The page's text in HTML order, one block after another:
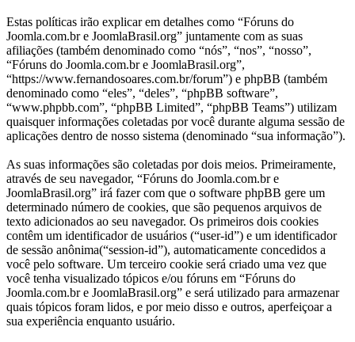
Estas políticas irão explicar em detalhes como “Fóruns do
Joomla.com.br e JoomlaBrasil.org” juntamente com as suas
afiliações (também denominado como “nós”, “nos”, “nosso”,
“Fóruns do Joomla.com.br e JoomlaBrasil.org”,
“https://www.fernandosoares.com.br/forum”) e phpBB (também
denominado como “eles”, “deles”, “phpBB software”,
“www.phpbb.com”, “phpBB Limited”, “phpBB Teams”) utilizam
quaisquer informações coletadas por você durante alguma sessão de
aplicações dentro de nosso sistema (denominado “sua informação”).
As suas informações são coletadas por dois meios. Primeiramente,
através de seu navegador, “Fóruns do Joomla.com.br e
JoomlaBrasil.org” irá fazer com que o software phpBB gere um
determinado número de cookies, que são pequenos arquivos de
texto adicionados ao seu navegador. Os primeiros dois cookies
contêm um identificador de usuários (“user-id”) e um identificador
de sessão anônima(“session-id”), automaticamente concedidos a
você pelo software. Um terceiro cookie será criado uma vez que
você tenha visualizado tópicos e/ou fóruns em “Fóruns do
Joomla.com.br e JoomlaBrasil.org” e será utilizado para armazenar
quais tópicos foram lidos, e por meio disso e outros, aperfeiçoar a
sua experiência enquanto usuário.